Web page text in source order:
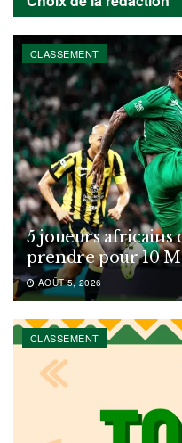
CLASSEMENT
5 joueurs africains
prendre pour 10
AOÛT 5, 2026
CLASSEMENT